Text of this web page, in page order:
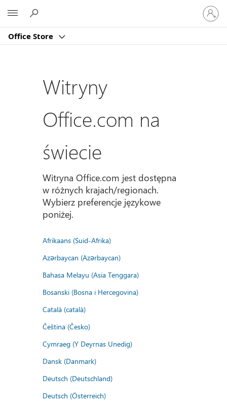
Office Store
Zaloguj
się
do
konta
Witryny
Office.com na
świecie
Witryna Office.com jest dostępna
w różnych krajach/regionach.
Wybierz preferencje językowe
poniżej.
Afrikaans (Suid-Afrika)
Azərbaycan (Azərbaycan)
Bahasa Melayu (Asia Tenggara)
Bosanski (Bosna i Hercegovina)
Català (català)
Čeština (Česko)
Cymraeg (Y Deyrnas Unedig)
Dansk (Danmark)
Deutsch (Deutschland)
Deutsch (Österreich)